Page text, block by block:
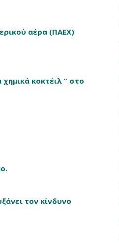
αέρα (ΠΑΕΧ)
κοκτέιλ ” στο
τον κίνδυνο